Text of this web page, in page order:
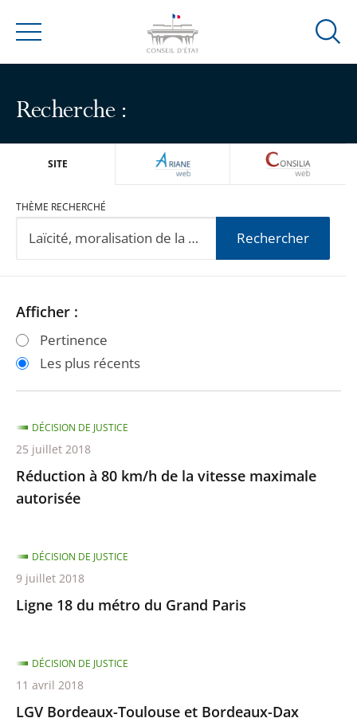
Menu
Ouvrir
Recherche :
SITE ARIANEWEB
THÈME RECHERCHÉ
Rechercher
Passer
les
filtres
après
Passer
les
filtres
avant
Afficher :
Pertinence
Les plus récents
Réduction à 80 km/h de la vitesse maximale
autorisée
DÉCISION DE JUSTICE
25 juillet 2018
Ligne 18 du métro du Grand Paris
DÉCISION DE JUSTICE
9 juillet 2018
LGV Bordeaux-Toulouse et Bordeaux-Dax
DÉCISION DE JUSTICE
11 avril 2018